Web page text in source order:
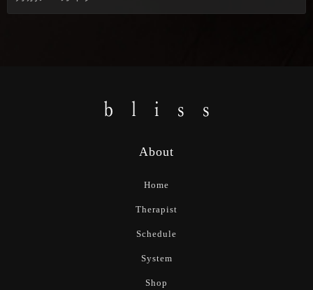
About
Home
Therapist
Schedule
System
Shop